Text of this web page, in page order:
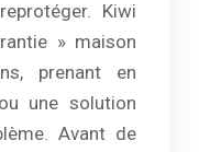
Kiwi
» maison
prenant en
une solution
Avant de